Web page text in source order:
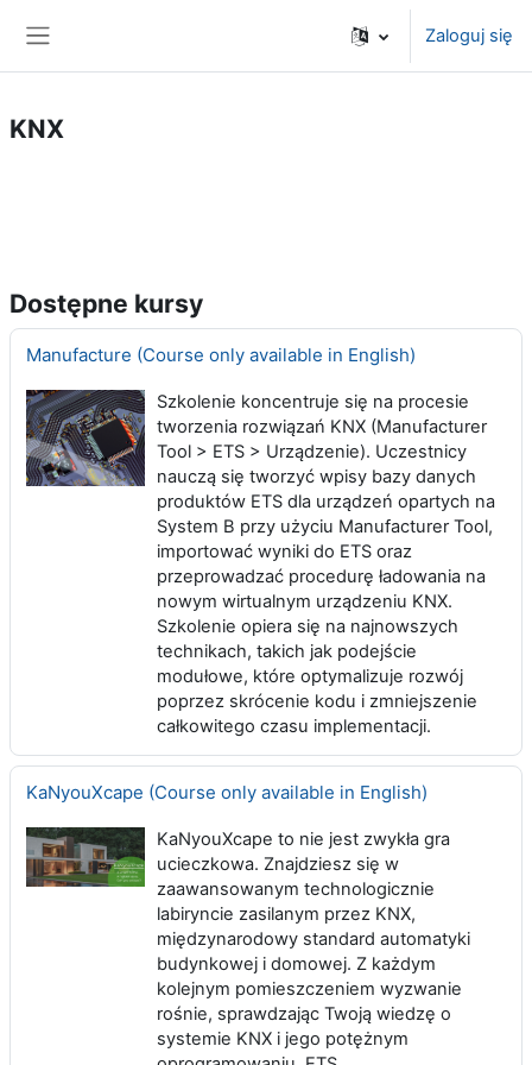
Zaloguj się
KNX
Dostępne kursy
Manufacture (Course only available in English)
Szkolenie koncentruje się na procesie
tworzenia rozwiązań KNX (Manufacturer
Tool > ETS > Urządzenie). Uczestnicy
nauczą się tworzyć wpisy bazy danych
produktów ETS dla urządzeń opartych na
System B przy użyciu Manufacturer Tool,
importować wyniki do ETS oraz
przeprowadzać procedurę ładowania na
nowym wirtualnym urządzeniu KNX.
Szkolenie opiera się na najnowszych
technikach, takich jak podejście
modułowe, które optymalizuje rozwój
poprzez skrócenie kodu i zmniejszenie
całkowitego czasu implementacji.
KaNyouXcape (Course only available in English)
KaNyouXcape to nie jest zwykła gra
ucieczkowa. Znajdziesz się w
zaawansowanym technologicznie
labiryncie zasilanym przez KNX,
międzynarodowy standard automatyki
budynkowej i domowej. Z każdym
kolejnym pomieszczeniem wyzwanie
rośnie, sprawdzając Twoją wiedzę o
systemie KNX i jego potężnym